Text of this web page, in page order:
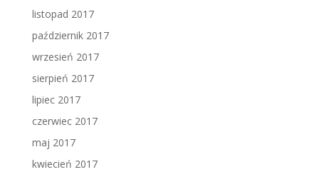
listopad 2017
październik 2017
wrzesień 2017
sierpień 2017
lipiec 2017
czerwiec 2017
maj 2017
kwiecień 2017